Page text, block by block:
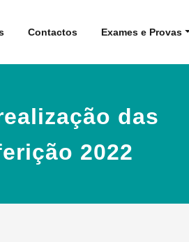
Contactos Exames e Provas
das
2022